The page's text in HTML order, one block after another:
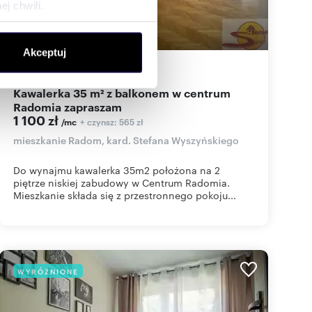
chwili.
społecznościowym,
od Ciebie lub
Akceptuj
m zł/m
Kawalerka 35 m² z balkonem w centrum
Radomia zapraszam
1 100 zł /mc + czynsz: 565 zł
mieszkanie Radom, kard. Stefana Wyszyńskiego
Do wynajmu kawalerka 35m2 położona na 2
piętrze niskiej zabudowy w Centrum Radomia.
Mieszkanie składa się z przestronnego pokoju...
WYRÓŻNIONE